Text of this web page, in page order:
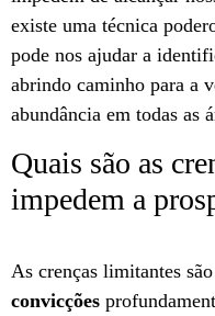
existe uma técnica
pode nos ajudar a
abrindo caminho para a
abundância em todas as
Quais são as
impedem a
As crenças limitantes são
convicções